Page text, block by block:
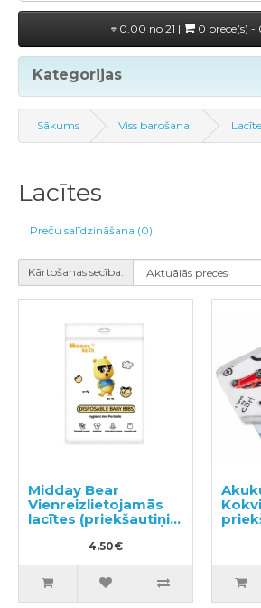
0.00 no 21 | 0 prece(s)
Kategorijas
Sākums Viss barošanai
Lacītes
Preču salīdzināšana (0)
Kārtošanas secība:
Midday Bear
Vienreizlietojamās
lacītes (priekšautiņi)
4.50€